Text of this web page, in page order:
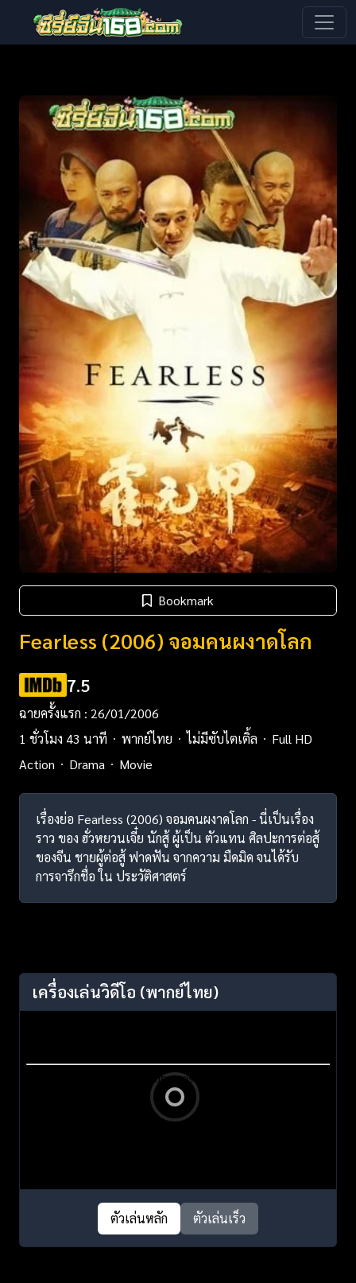
Bookmark
Fearless (2006) จอมคนผงาดโลก
7.5
ฉายครั้งแรก : 26/01/2006
1 ชั่วโมง 43 นาที
พากย์ไทย ไม่มีซับไตเติ้ล
Full HD
Action
Drama Movie
เรื่องย่อ Fearless (2006) จอมคนผงาดโลก - นี่เป็นเรื่อง
ราว ของ ฮั่วหยวนเจี๋ย นักสู้ ผู้เป็น ตัวแทน ศิลปะการต่อสู้
ของจีน ชายผู้ต่อสู้ ฟาดฟัน จากความ มืดมิด จนได้รับ
การจารึกชื่อ ใน ประวัติศาสตร์
เครื่องเล่นวิดีโอ (พากย์ไทย)
ตัวเล่นหลัก ตัวเล่นเร็ว